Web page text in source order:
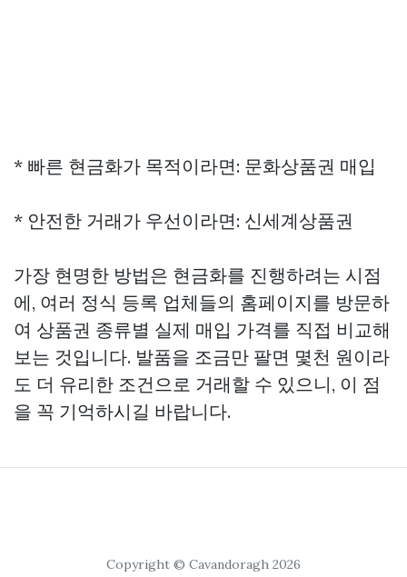
* 빠른 현금화가 목적이라면: 문화상품권 매입
* 안전한 거래가 우선이라면: 신세계상품권
가장 현명한 방법은 현금화를 진행하려는 시점
에, 여러 정식 등록 업체들의 홈페이지를 방문하
여 상품권 종류별 실제 매입 가격를 직접 비교해
보는 것입니다. 발품을 조금만 팔면 몇천 원이라
도 더 유리한 조건으로 거래할 수 있으니, 이 점
을 꼭 기억하시길 바랍니다.
Copyright © Cavandoragh 2026